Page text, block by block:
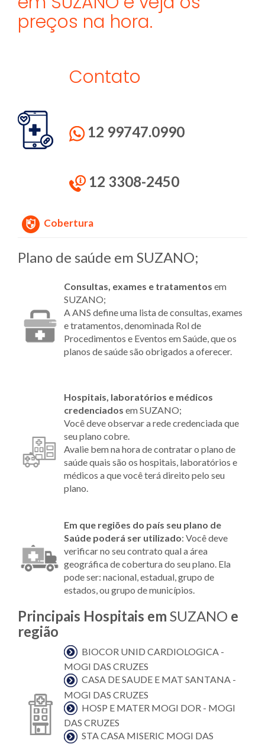
preços na hora.
Contato
12 99747.0990
12 3308-2450
Cobertura
Plano de saúde em SUZANO;
Consultas, exames e tratamentos em
SUZANO;
A ANS define uma lista de consultas, exames
e tratamentos, denominada Rol de
Procedimentos e Eventos em Saúde, que os
planos de saúde são obrigados a oferecer.
Hospitais, laboratórios e médicos
credenciados em SUZANO;
Você deve observar a rede credenciada que
seu plano cobre.
Avalie bem na hora de contratar o plano de
saúde quais são os hospitais, laboratórios e
médicos a que você terá direito pelo seu
plano.
Em que regiões do país seu plano de
Saúde poderá ser utilizado: Você deve
verificar no seu contrato qual a área
geográfica de cobertura do seu plano. Ela
pode ser: nacional, estadual, grupo de
estados, ou grupo de municípios.
Principais Hospitais em SUZANO e
região
BIOCOR UNID CARDIOLOGICA -
MOGI DAS CRUZES
CASA DE SAUDE E MAT SANTANA -
MOGI DAS CRUZES
HOSP E MATER MOGI DOR - MOGI
DAS CRUZES
STA CASA MISERIC MOGI DAS